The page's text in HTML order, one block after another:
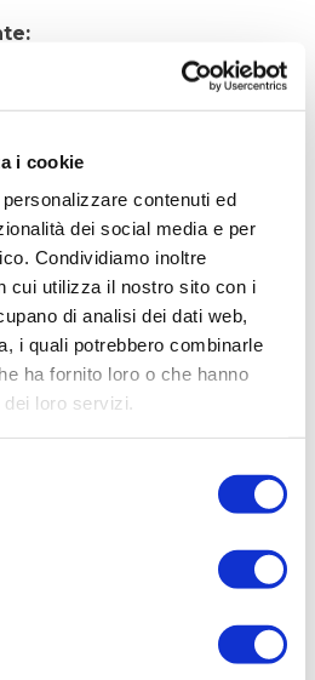
i cookie
contenuti ed
dei social media e per
Condividiamo inoltre
cui utilizza il nostro sito con i
di analisi dei dati web,
i quali potrebbero combinarle
ha fornito loro o che hanno
loro servizi.
- Ufficio
LAVORO DI M.S. AL
DEL CARSO A FOGLIANO
Regolamento Generale
e Forniture (art.238,